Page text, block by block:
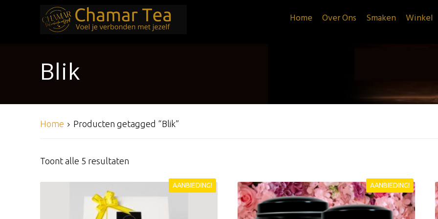
Home Over Ons Smaken Winkel
Blik
Home Producten getagged “Blik”
Toont alle 5 resultaten
AANBIEDING! AANBIEDING!